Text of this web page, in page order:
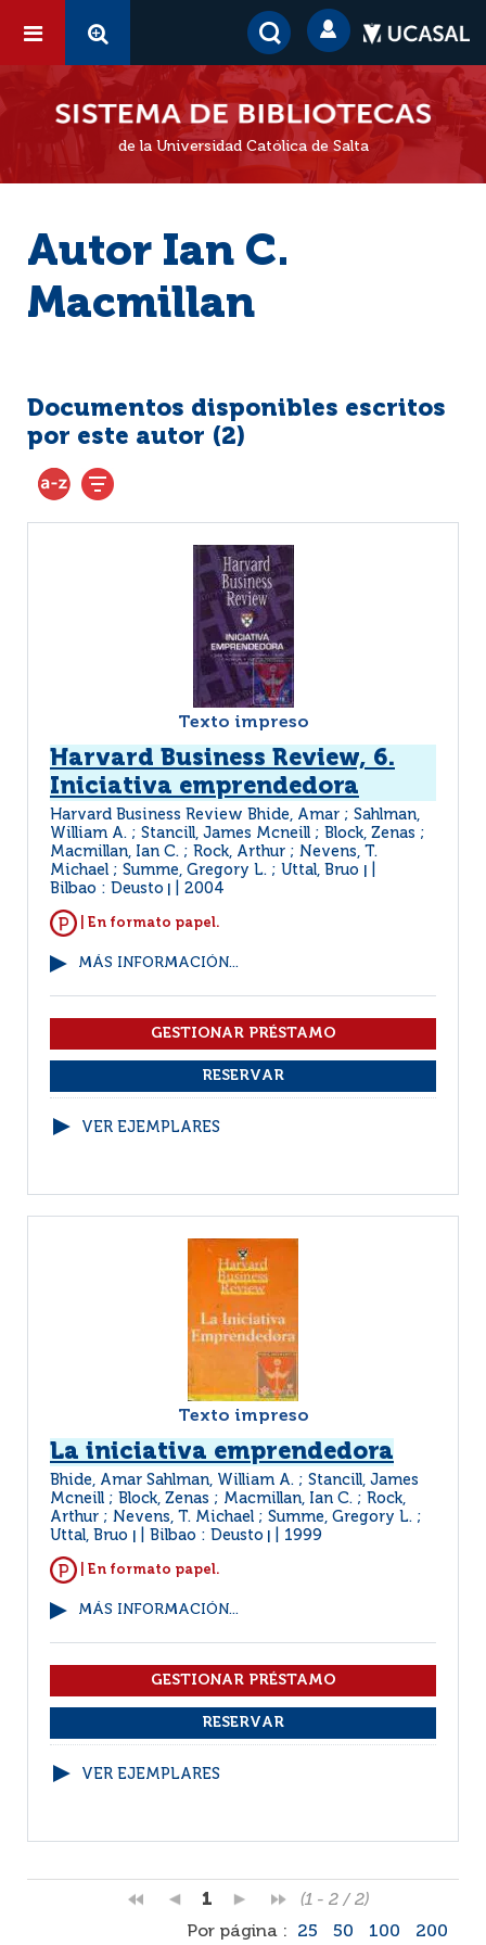
de la Universidad Católica de Salta
Autor Ian C.
Macmillan
Documentos disponibles escritos
por este autor (2)
Texto impreso
Harvard Business Review, 6.
Iniciativa emprendedora
Harvard Business Review Bhide, Amar ; Sahlman,
William A. ; Stancill, James Mcneill ; Block, Zenas ;
Macmillan, Ian C. ; Rock, Arthur ; Nevens, T.
Michael ; Summe, Gregory L. ; Uttal, Bruo
Bilbao : Deusto 2004
| En formato papel.
MÁS INFORMACIÓN...
VER EJEMPLARES
Texto impreso
La iniciativa emprendedora
Bhide, Amar Sahlman, William A. ; Stancill, James
Mcneill ; Block, Zenas ; Macmillan, Ian C. ; Rock,
Arthur ; Nevens, T. Michael ; Summe, Gregory L. ;
Uttal, Bruo
Bilbao : Deusto 1999
| En formato papel.
MÁS INFORMACIÓN...
VER EJEMPLARES
1
(1 - 2 / 2)
Por página :
25 50 100 200